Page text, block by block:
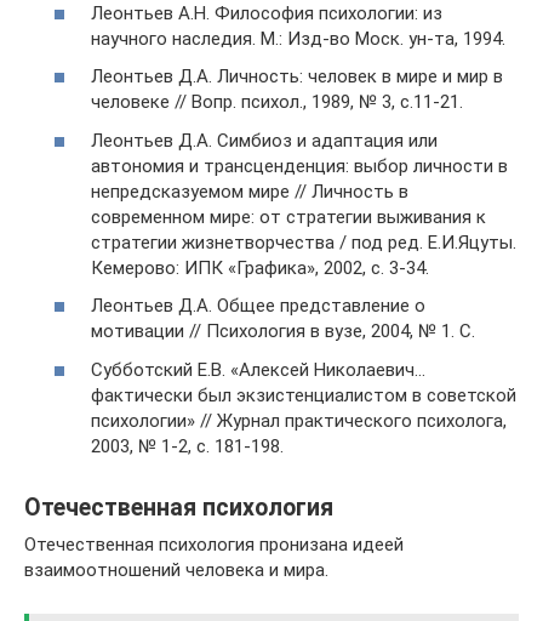
Леонтьев А.Н. Философия психологии: из
научного наследия. М.: Изд-во Моск. ун-та, 1994.
Леонтьев Д.А. Личность: человек в мире и мир в
человеке // Вопр. психол., 1989, № 3, с.11-21.
Леонтьев Д.А. Симбиоз и адаптация или
автономия и трансценденция: выбор личности в
непредсказуемом мире // Личность в
современном мире: от стратегии выживания к
стратегии жизнетворчества / под ред. Е.И.Яцуты.
Кемерово: ИПК «Графика», 2002, с. 3-34.
Леонтьев Д.А. Общее представление о
мотивации // Психология в вузе, 2004, № 1. С.
Субботский Е.В. «Алексей Николаевич…
фактически был экзистенциалистом в советской
психологии» // Журнал практического психолога,
2003, № 1-2, с. 181-198.
Отечественная психология
Отечественная психология пронизана идеей
взаимоотношений человека и мира.